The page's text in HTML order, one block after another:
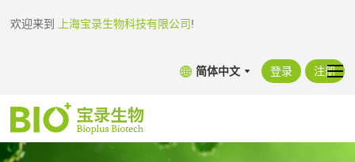
欢迎来到 上海宝录生物科技有限公司!
简体中文 登录 注册